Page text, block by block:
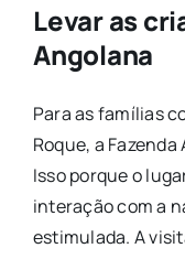
Levar as
Angolana
Para as famílias
Roque, a
Isso porque o
interação com a
estimulada. A